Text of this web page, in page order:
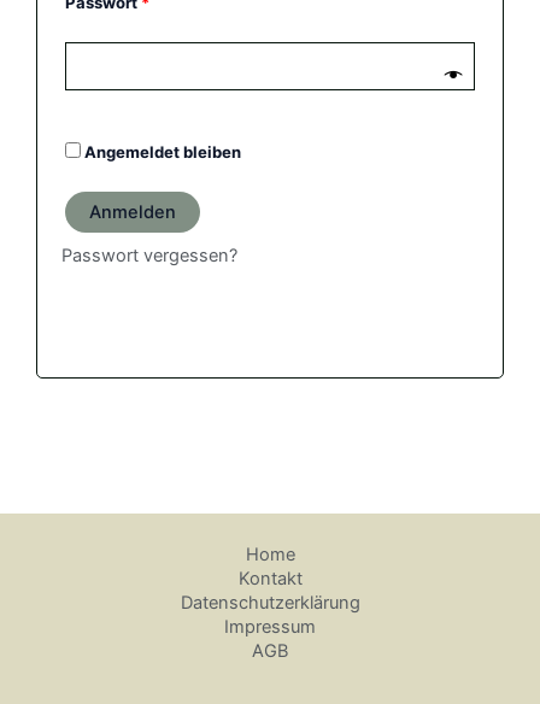
Angemeldet bleiben
Anmelden
Passwort vergessen?
Home
Kontakt
Datenschutzerklärung
Impressum
AGB